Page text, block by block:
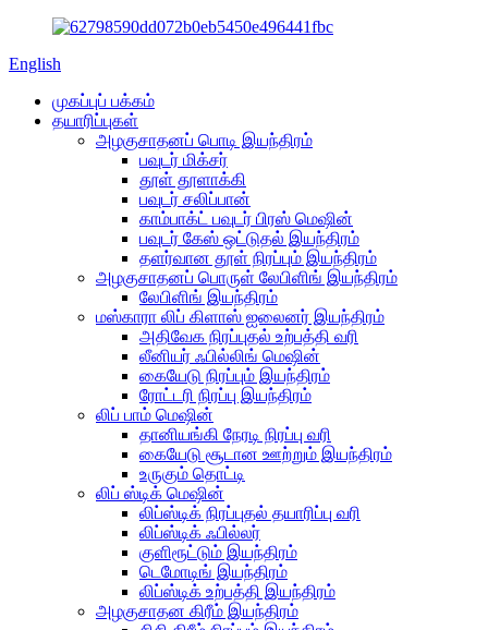
English
முகப்புப் பக்கம்
தயாரிப்புகள்
அழகுசாதனப் பொடி இயந்திரம்
பவுடர் மிக்சர்
தூள் தூளாக்கி
பவுடர் சலிப்பான்
காம்பாக்ட் பவுடர் பிரஸ் மெஷின்
பவுடர் கேஸ் ஒட்டுதல் இயந்திரம்
தளர்வான தூள் நிரப்பும் இயந்திரம்
அழகுசாதனப் பொருள் லேபிளிங் இயந்திரம்
லேபிளிங் இயந்திரம்
மஸ்காரா லிப் கிளாஸ் ஐலைனர் இயந்திரம்
அதிவேக நிரப்புதல் உற்பத்தி வரி
லீனியர் ஃபில்லிங் மெஷின்
கையேடு நிரப்பும் இயந்திரம்
ரோட்டரி நிரப்பு இயந்திரம்
லிப் பாம் மெஷின்
தானியங்கி நேரடி நிரப்பு வரி
கையேடு சூடான ஊற்றும் இயந்திரம்
உருகும் தொட்டி
லிப் ஸ்டிக் மெஷின்
லிப்ஸ்டிக் நிரப்புதல் தயாரிப்பு வரி
லிப்ஸ்டிக் ஃபில்லர்
குளிரூட்டும் இயந்திரம்
டெமோடிங் இயந்திரம்
லிப்ஸ்டிக் உற்பத்தி இயந்திரம்
அழகுசாதன கிரீம் இயந்திரம்